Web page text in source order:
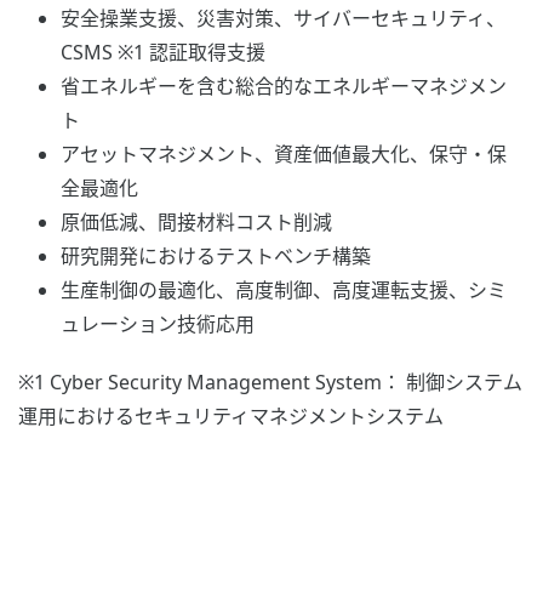
安全操業支援、災害対策、サイバーセキュリティ、
CSMS ※1 認証取得支援
省エネルギーを含む総合的なエネルギーマネジメン
ト
アセットマネジメント、資産価値最大化、保守・保
全最適化
原価低減、間接材料コスト削減
研究開発におけるテストベンチ構築
生産制御の最適化、高度制御、高度運転支援、シミ
ュレーション技術応用
※1 Cyber Security Management System： 制御システム
運用におけるセキュリティマネジメントシステム